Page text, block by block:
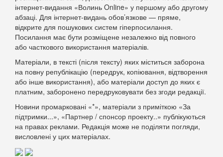
інтернет-видання «Волинь Online» у першому або другому
абзаці. Для інтернет-видань обов’язкове — пряме,
відкрите для пошукових систем гіперпосилання.
Посилання має бути розміщене незалежно від повного
або часткового використання матеріалів.
Матеріали, в тексті (після тексту) яких міститься заборона
на повну републікацію (передрук, копіювання, відтворення
або інше використання), або матеріали доступ до яких є
платним, заборонено передруковувати без згоди редакції.
Новини промарковані «*», матеріали з приміткою «За
підтримки...», «Партнер / спонсор проекту..» публікуються
на правах реклами. Редакція може не поділяти погляди,
висловлені у цих матеріалах.